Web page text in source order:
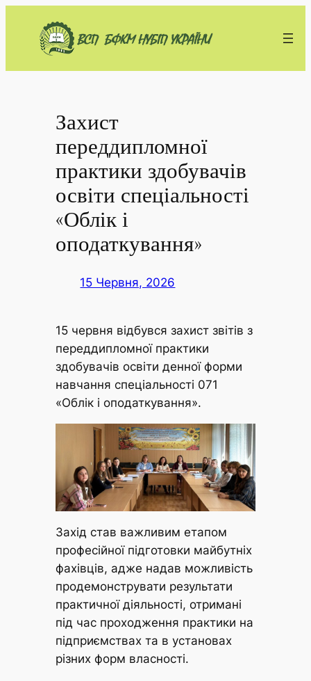
вмісту
Захист
переддипломної
практики здобувачів
освіти спеціальності
«Облік і
оподаткування»
15 Червня, 2026
15 червня відбувся захист звітів з
переддипломної практики
здобувачів освіти денної форми
навчання спеціальності 071
«Облік і оподаткування».
Захід став важливим етапом
професійної підготовки майбутніх
фахівців, адже надав можливість
продемонструвати результати
практичної діяльності, отримані
під час проходження практики на
підприємствах та в установах
різних форм власності.